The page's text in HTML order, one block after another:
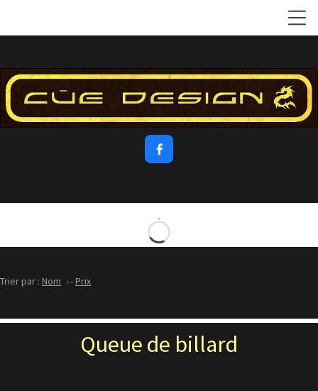

Trier par : Nom -Prix
Queue de billard